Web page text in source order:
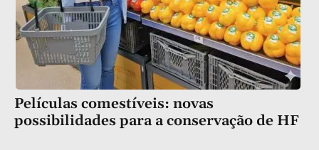
Películas comestíveis: novas
possibilidades para a conservação de HF